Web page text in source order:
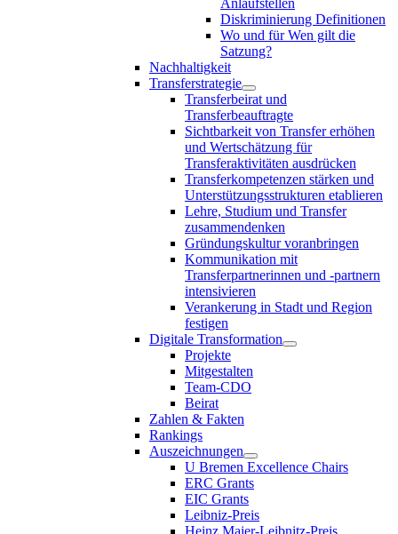
Diskriminierung Definitionen
Wo und für Wen gilt die
Satzung?
Nachhaltigkeit
Transferstrategie
Transferbeirat und
Transferbeauftragte
Sichtbarkeit von Transfer erhöhen
und Wertschätzung für
Transferaktivitäten ausdrücken
Transferkompetenzen stärken und
Unterstützungsstrukturen etablieren
Lehre, Studium und Transfer
zusammendenken
Gründungskultur voranbringen
Kommunikation mit
Transferpartnerinnen und -partnern
intensivieren
Verankerung in Stadt und Region
festigen
Digitale Transformation
Projekte
Mitgestalten
Team-CDO
Beirat
Zahlen & Fakten
Rankings
Auszeichnungen
U Bremen Excellence Chairs
ERC Grants
EIC Grants
Leibniz-Preis
Heinz Maier-Leibnitz-Preis